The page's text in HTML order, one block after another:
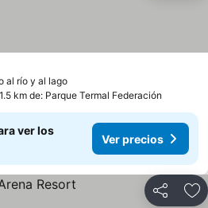
al río y al lagoVer precios
km de: Parque Termal Federación
ver los
Ver precios
Compartir